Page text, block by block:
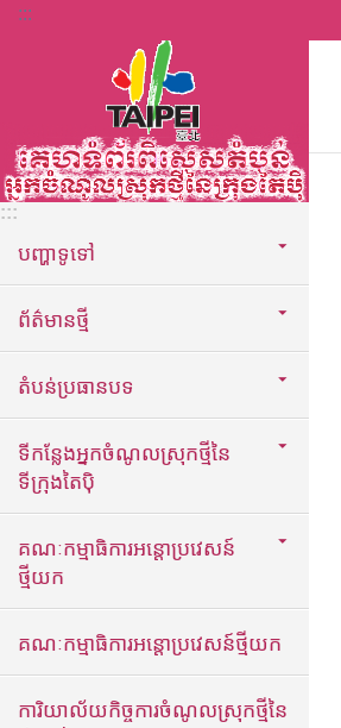
ទៅកាន់មាតិកាប្លុកមាតិកាសំខាន់
:::
:::
បញ្ហាទូទៅ
ព័ត៌មានថ្មី
តំបន់ប្រធានបទ
ទីកន្លែងអ្នកចំណូលស្រុកថ្មីនៃ
ទីក្រុងតៃប៉ិ
គណៈកម្មាធិការអន្តោប្រវេសន៍
ថ្មីយក
គណៈកម្មាធិការអន្តោប្រវេសន៍ថ្មីយក
ការិយាល័យកិច្ចការចំណូលស្រុកថ្មីនៃ